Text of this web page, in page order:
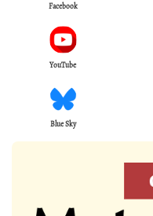
Facebook
YouTube
Blue Sky